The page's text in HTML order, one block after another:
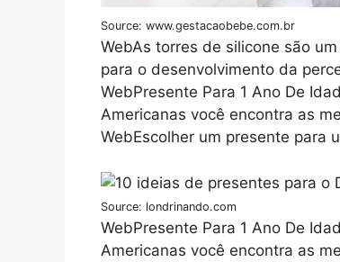
Source: www.gestacaobebe.com.br
WebAs torres de silicone são
para o desenvolvimento da
WebPresente Para 1 Ano De
Americanas você encontra as
WebEscolher um presente para
Source: londrinando.com
WebPresente Para 1 Ano De
Americanas você encontra as